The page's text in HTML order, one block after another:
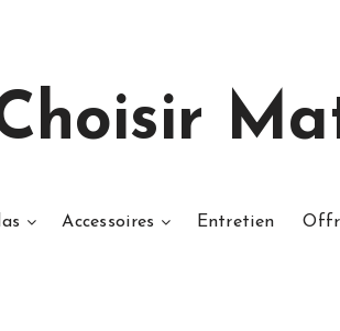
Accessoires Entretien